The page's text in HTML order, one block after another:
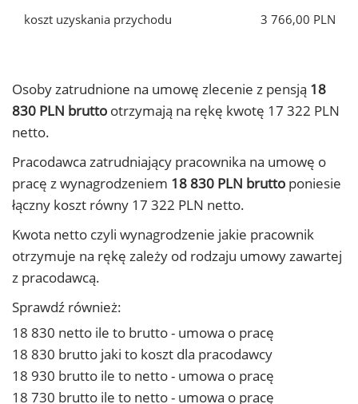
koszt uzyskania przychodu
3 766,00 PLN
Osoby zatrudnione na umowę zlecenie z pensją 18
830 PLN brutto otrzymają na rękę kwotę 17 322 PLN
netto.
Pracodawca zatrudniający pracownika na umowę o
pracę z wynagrodzeniem 18 830 PLN brutto poniesie
łączny koszt równy 17 322 PLN netto.
Kwota netto czyli wynagrodzenie jakie pracownik
otrzymuje na rękę zależy od rodzaju umowy zawartej
z pracodawcą.
Sprawdź również:
18 830 netto ile to brutto - umowa o pracę
18 830 brutto jaki to koszt dla pracodawcy
18 930 brutto ile to netto - umowa o pracę
18 730 brutto ile to netto - umowa o pracę